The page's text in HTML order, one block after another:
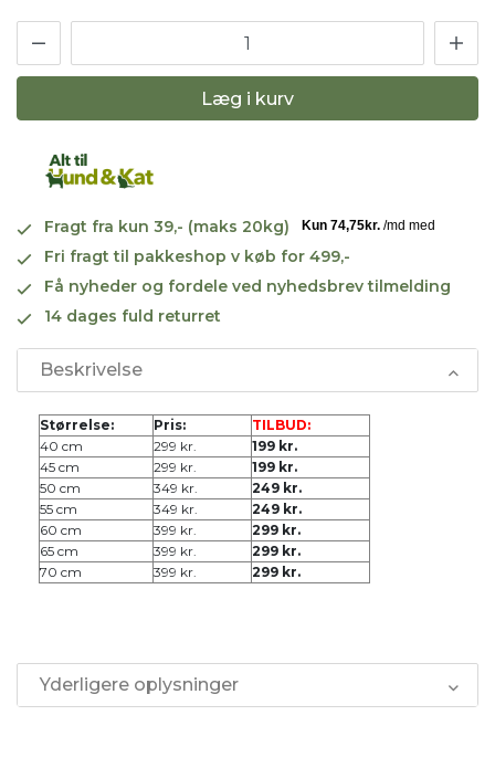
Læg i kurv
Fragt fra kun 39,- (maks 20kg)
Fri fragt til pakkeshop v køb for 499,-
Få nyheder og fordele ved nyhedsbrev tilmelding
14 dages fuld returret
Beskrivelse
Størrelse: Pris:
TILBUD:
40 cm
299 kr.
199 kr.
45 cm
299 kr.
199 kr.
50 cm
349 kr.
249 kr.
55 cm
349 kr.
249 kr.
60 cm
399 kr.
299 kr.
65 cm
399 kr.
299 kr.
70 cm
399 kr. 299 kr.
Yderligere oplysninger